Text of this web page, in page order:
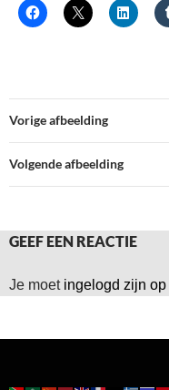
Vorige afbeelding
Volgende afbeelding
GEEF EEN REACTIE
Je moet ingelogd zijn op